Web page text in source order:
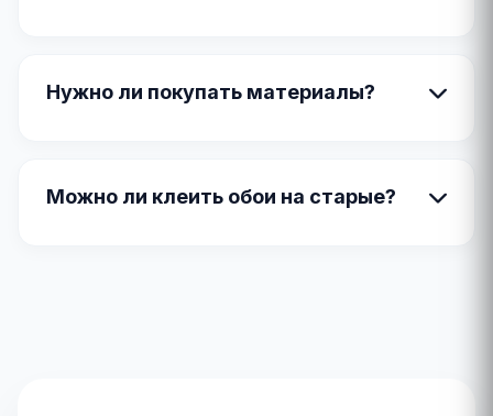
Нужно ли покупать материалы?
Можно ли клеить обои на старые?